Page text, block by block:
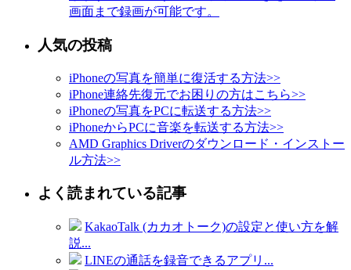
画面まで録画が可能です。
人気の投稿
iPhoneの写真を簡単に復活する方法>>
iPhone連絡先復元でお困りの方はこちら>>
iPhoneの写真をPCに転送する方法>>
iPhoneからPCに音楽を転送する方法>>
AMD Graphics Driverのダウンロード・インストー
ル方法>>
よく読まれている記事
KakaoTalk (カカオトーク)の設定と使い方を解
説...
LINEの通話を録音できるアプリ...